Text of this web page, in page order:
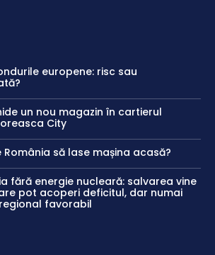
europene: risc sau
un nou magazin în cartierul
City
să lase mașina acasă?
fără energie nucleară: salvarea vine
pot acoperi deficitul, dar numai
favorabil